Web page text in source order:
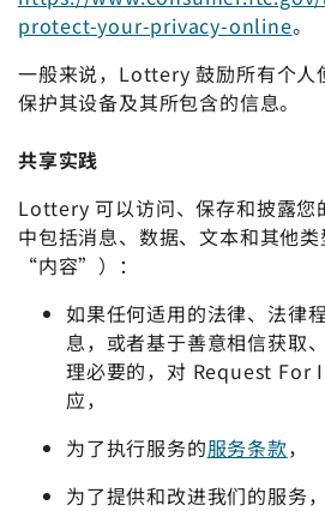
protect-your-privacy-online。
一般来说，Lottery 鼓励所有个人
保护其设备及其所包含的信息。
共享实践
Lottery 可以访问、保存和披露您
中包括消息、数据、文本和其他
“内容”）：
如果任何适用的法律、法律
息，或者基于善意相信获取
理必要的，对 Request
应，
为了执行服务的服务条款，
为了提供和改进我们的服务，